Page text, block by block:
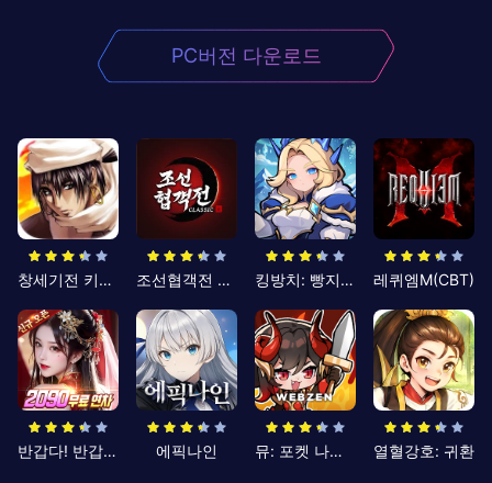
PC버전 다운로드
창세기전 키우기 조선협객전 클래식 킹방치: 빵지의 제왕 레퀴엠M(CBT)
반갑다! 반갑삼국지 에픽나인 뮤: 포켓 나이츠 열혈강호: 귀환